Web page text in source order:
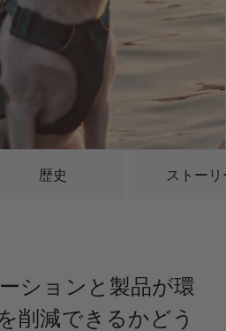
歴史 ストーリ
ションと製品が環
削減できるかどう